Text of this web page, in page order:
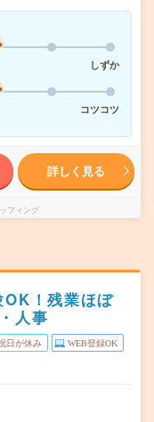
しずか
コツコツ
詳しく見る
フィング
！残業ほぼ
人事
日が休み WEB登録OK